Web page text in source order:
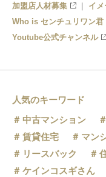
夫婦石駅
加盟店人材募集
イ
Who is センチュリワン君
Youtube公式チャンネル
人気のキーワード
中古マンション
賃貸住宅
マン
リースバック
ケインコスギさん